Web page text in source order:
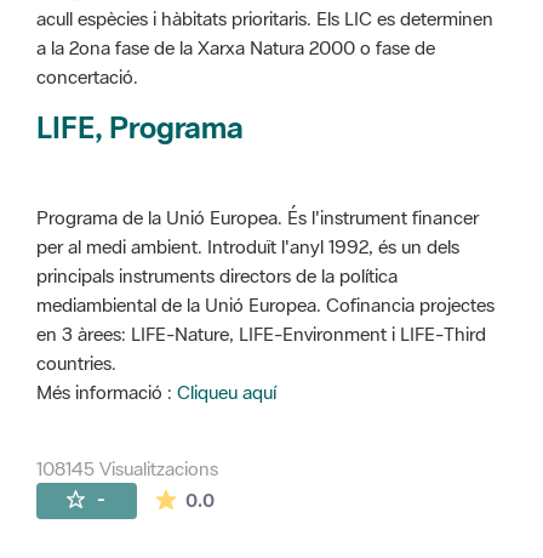
acull espècies i hàbitats prioritaris. Els LIC es determinen
a la 2ona fase de la Xarxa Natura 2000 o fase de
concertació.
LIFE, Programa
Programa de la Unió Europea. És l'instrument financer
per al medi ambient. Introduït l'anyl 1992, és un dels
principals instruments directors de la política
mediambiental de la Unió Europea. Cofinancia projectes
en 3 àrees: LIFE-Nature, LIFE-Environment i LIFE-Third
countries.
Més informació : Cliqueu aquí
108145 Visualitzacions
- 0.0La mitjana de les valoracions és de 0